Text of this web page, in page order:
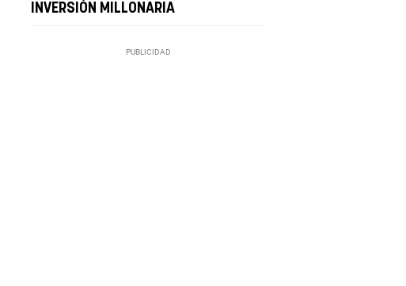
INVERSIÓN MILLONARIA